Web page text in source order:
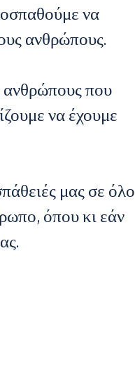
να
ανθρώπους.
ανθρώπους που
να έχουμε
μας σε όλο
όπου κι εάν